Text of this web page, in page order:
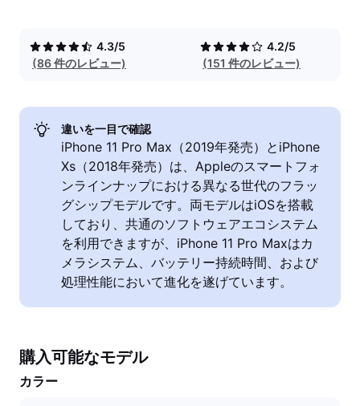
4.3/5
(86 件のレビュー)
4.2/5
(151 件のレビュー)
違いを一目で確認
iPhone 11 Pro Max（2019年発売）とiPhone
Xs（2018年発売）は、Appleのスマートフォ
ンラインナップにおける異なる世代のフラッ
グシップモデルです。両モデルはiOSを搭載
しており、共通のソフトウェアエコシステム
を利用できますが、iPhone 11 Pro Maxはカ
メラシステム、バッテリー持続時間、および
処理性能において進化を遂げています。
購入可能なモデル
カラー